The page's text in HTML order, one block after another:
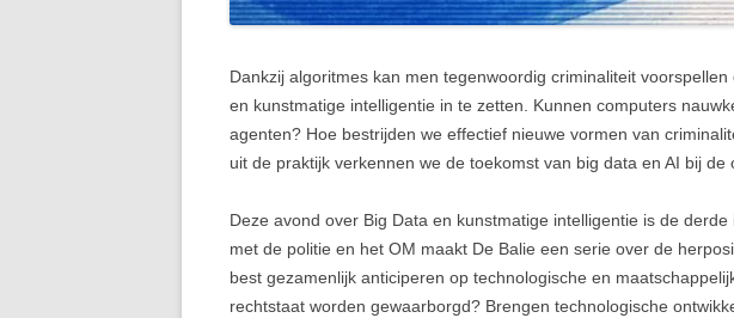
Dankzij algoritmes kan men tegenwoordig criminaliteit
en kunstmatige intelligentie in te zetten. Kunnen computers
agenten? Hoe bestrijden we effectief nieuwe vormen van
uit de praktijk verkennen we de toekomst van big data en AI bij de
Deze avond over Big Data en kunstmatige intelligentie is de
met de politie en het OM maakt De Balie een serie over de
best gezamenlijk anticiperen op technologische en
rechtstaat worden gewaarborgd? Brengen technologische